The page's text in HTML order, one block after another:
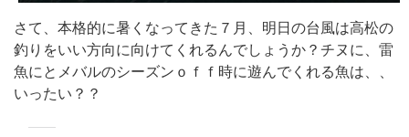
さて、本格的に暑くなってきた７月、明日の台風は高松の
釣りをいい方向に向けてくれるんでしょうか？チヌに、雷
魚にとメバルのシーズンｏｆｆ時に遊んでくれる魚は、、
いったい？？